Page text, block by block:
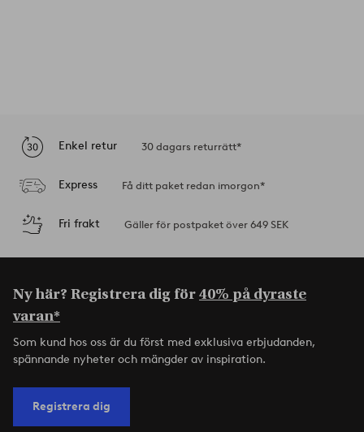
Enkel retur 30 dagars returrätt*
Express Få ditt paket redan imorgon*
Fri frakt Gäller för postpaket över 649 SEK
Ny här? Registrera dig för40% på dyraste
varan*
Som kund hos oss är du först med exklusiva erbjudanden,
spännande nyheter och mängder av inspiration.
Registrera dig